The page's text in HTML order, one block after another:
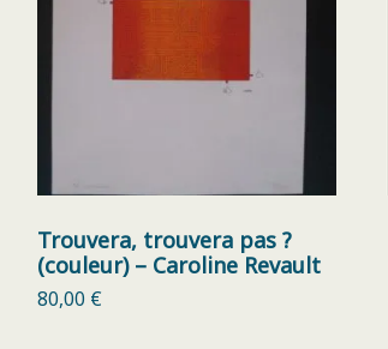
Trouvera, trouvera pas ?
(couleur) – Caroline Revault
80,00 €